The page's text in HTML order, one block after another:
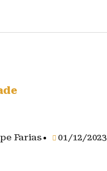
Farias 01/12/2023